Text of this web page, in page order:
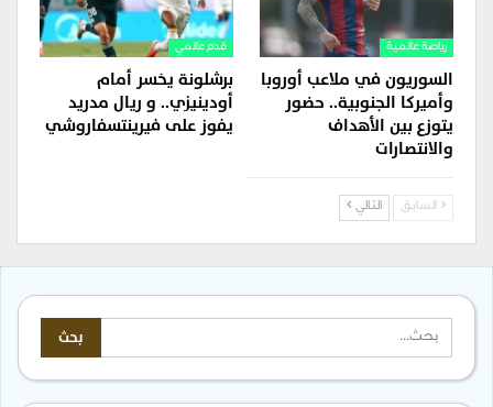
رياضة عالمية
السوريون في ملاعب أوروبا
وأميركا الجنوبية.. حضور
يتوزع بين الأهداف
والانتصارات
قدم عالمي
برشلونة يخسر أمام
أودينيزي.. و ريال مدريد
يفوز على فيرينتسفاروشي
السابق التالي